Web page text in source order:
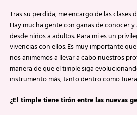
Tras su perdida, me encargo de las clases
Hay mucha gente con ganas de conocer
desde niños a adultos. Para mi es un
vivencias con ellos. Es muy importante
nos animemos a llevar a cabo nuestros
manera de que el timple siga
instrumento más, tanto dentro como
¿El timple tiene tirón entre las nuevas